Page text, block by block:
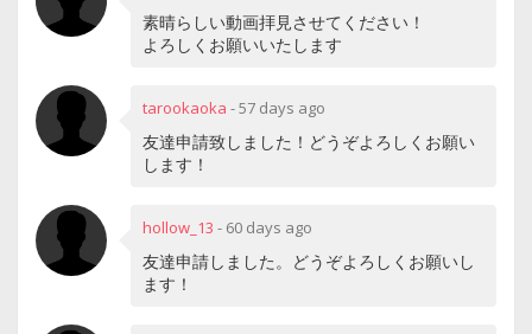
素晴らしい動画拝見させてください！
よろしくお願いいたします
tarookaoka -57 days ago
友達申請致しました！どうぞよろしくお願い
します！
hollow_13 - 60 days ago
友達申請しました。どうぞよろしくお願いし
ます！